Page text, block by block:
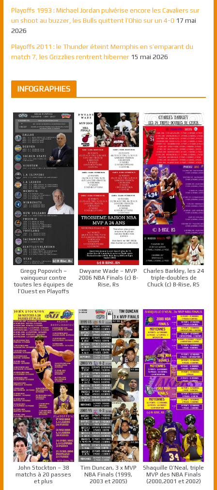
Playoffs 1993 : Michael Jordan pulvérise encore les Cavaliers sur
un shoot au buzzer, les Bulls quittent l’Ohio sur un 4-0 17 mai
2026
Playoffs 2011 : le Thunder éteint Memphis en s’emparant du
match 7, les Grizzlies rentrent hiberner 15 mai 2026
INFOGRAPHIES
Gregg Popovich –
vainqueur contre
toutes les équipes de
l’Ouest en Playoffs
Dwyane Wade – MVP
2006 NBA Finals (c) B-
Rise, Rs
Charles Barkley, les 24
triple-doubles de
Chuck (c) B-Rise, RS
John Stockton – 38
matchs à 20 passes
et plus
Tim Duncan, 3 x MVP
NBA Finals (1999,
2003 et 2005)
Shaquille O’Neal, triple
MVP des NBA Finals
(2000,2001 et 2002)